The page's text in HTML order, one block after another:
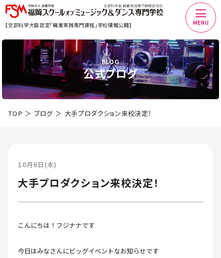
【文部科学大臣認定「職業実践専門課程」学校情報公開】 MENU
BLOG
公式ブログ
TOP ブログ 大手プロダクション来校決定！
10月6日(木)
大手プロダクション来校決定！
こんにちは！フジナナです
今日はみなさんにビッグイベントなお知らせです